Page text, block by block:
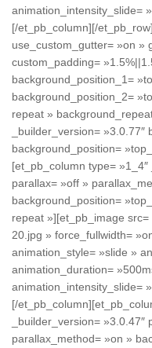
animation_intensity_slide=
[/et_pb_column][/
use_custom_gutter= »on »
custom_padding=
background_position_1=
background_position_2=
repeat »
_builder_version=
background_position=
[et_pb_column type=
parallax= »off »
background_position=
repeat »][et_pb_image
20.jpg » force_fullwidth=
animation_style= »slide »
animation_duration=
animation_intensity_slide=
[/
_builder_version= »3.0.47″
parallax_method= »on »